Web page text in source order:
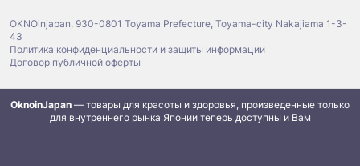
OKNOinjapan, 930-0801 Toyama Prefecture, Toyama-city Nakajiama 1-3-
43
Политика конфиденциальности и защиты информации
Договор публичной оферты
OknoinJapan — товары для красоты и здоровья, произведенные только
для внутреннего рынка Японии теперь доступны и Вам